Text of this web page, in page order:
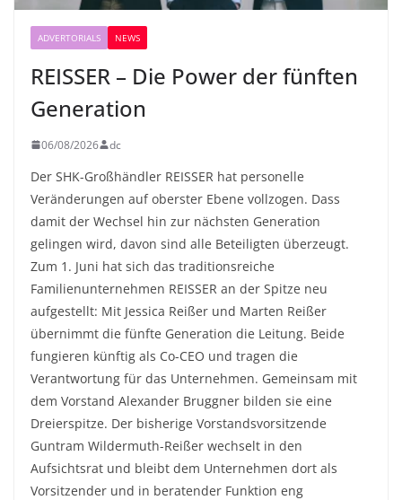
ADVERTORIALS NEWS
REISSER – Die Power der fünften
Generation
06/08/2026 dc
Der SHK-Großhändler REISSER hat personelle
Veränderungen auf oberster Ebene vollzogen. Dass
damit der Wechsel hin zur nächsten Generation
gelingen wird, davon sind alle Beteiligten überzeugt.
Zum 1. Juni hat sich das traditionsreiche
Familienunternehmen REISSER an der Spitze neu
aufgestellt: Mit Jessica Reißer und Marten Reißer
übernimmt die fünfte Generation die Leitung. Beide
fungieren künftig als Co-CEO und tragen die
Verantwortung für das Unternehmen. Gemeinsam mit
dem Vorstand Alexander Bruggner bilden sie eine
Dreierspitze. Der bisherige Vorstandsvorsitzende
Guntram Wildermuth-Reißer wechselt in den
Aufsichtsrat und bleibt dem Unternehmen dort als
Vorsitzender und in beratender Funktion eng